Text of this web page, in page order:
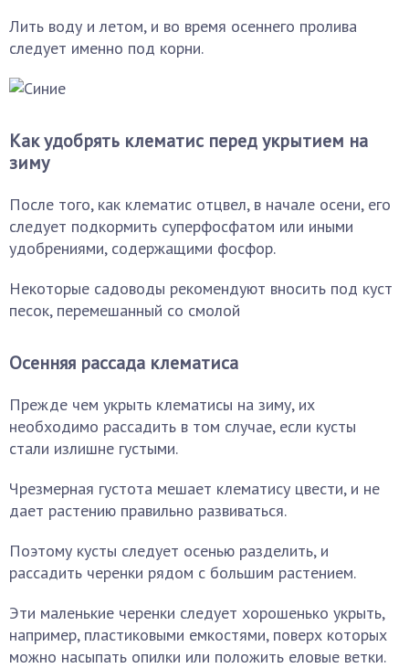
Лить воду и летом, и во время осеннего пролива
следует именно под корни.
Как удобрять клематис перед укрытием на
зиму
После того, как клематис отцвел, в начале осени, его
следует подкормить суперфосфатом или иными
удобрениями, содержащими фосфор.
Некоторые садоводы рекомендуют вносить под куст
песок, перемешанный со смолой
Осенняя рассада клематиса
Прежде чем укрыть клематисы на зиму, их
необходимо рассадить в том случае, если кусты
стали излишне густыми.
Чрезмерная густота мешает клематису цвести, и не
дает растению правильно развиваться.
Поэтому кусты следует осенью разделить, и
рассадить черенки рядом с большим растением.
Эти маленькие черенки следует хорошенько укрыть,
например, пластиковыми емкостями, поверх которых
можно насыпать опилки или положить еловые ветки.